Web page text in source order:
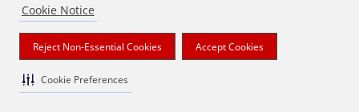
Cookie Notice
Reject Non-Essential Cookies Accept Cookies
Cookie Preferences